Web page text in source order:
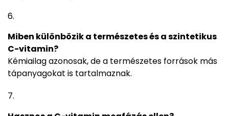
Miben különbözik a természetes és a szintetikus
C-vitamin?
Kémiailag azonosak, de a természetes források más
tápanyagokat is tartalmaznak.